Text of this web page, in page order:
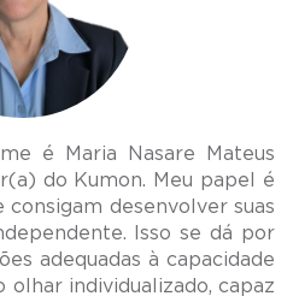
é Maria Nasare Mateus
do Kumon. Meu papel é
consigam desenvolver suas
Isso se dá por
adequadas à capacidade
olhar individualizado, capaz